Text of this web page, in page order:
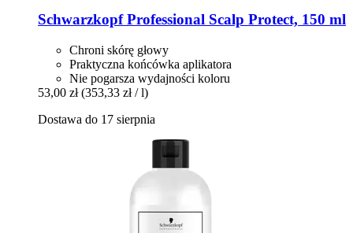
Schwarzkopf Professional Scalp Protect, 150 ml
Chroni skórę głowy
Praktyczna końcówka aplikatora
Nie pogarsza wydajności koloru
53,00 zł (353,33 zł / l)
Dostawa do 17 sierpnia